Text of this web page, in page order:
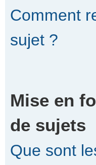
Comment
sujet ?
Mise en
de sujets
Que sont